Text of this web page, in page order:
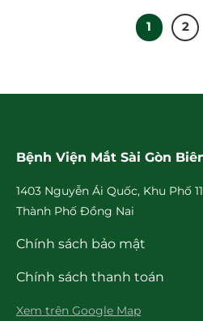
1 2
Bệnh Viện Mắt Sài Gòn
1403 Nguyễn Ái Quốc, Khu Phố
Thành Phố Đồng Nai
Chính sách bảo mật
Chính sách thanh toán
Xem trên Google Map